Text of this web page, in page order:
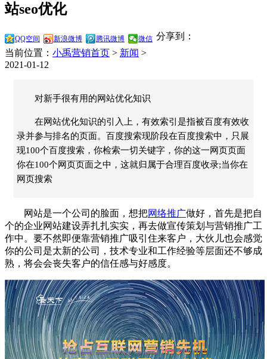
站seo优化
分享到：
QQ空间 新浪微博 腾讯微博 微信
当前位置： 小禹营销首页 > 新闻 >
2021-01-12
对新手很有用的网站优化知识
在网站优化知识的引入上，有效索引是指被百度有效收
录并参与排名的页面。百度搜索现阶段在百度搜索中，只展
现100个百度搜索，你检索一切关键字，你的这一网页页面
你在100个网页页面之中，这就归属于合理百度收录;当你在
网页搜索
网站是一个公司的脸面 ，想把网络推广做好 ， 首先是把自
个的企业网站建设弄扎扎实实，再去做宣传策划与营销推广工
作中。要不然即便靠营销推广吸引住来客户，大伙儿也会感觉
你的公司是太新的公司，技术专业和工作经验等层面还不够成
熟，将会会丧失客户的信任感与好感度。